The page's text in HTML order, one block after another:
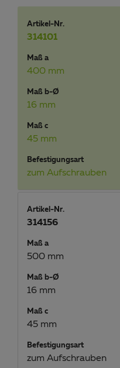
Artikel-Nr.
314101
Maß a
400 mm
Maß b-Ø
16 mm
Maß c
45 mm
Befestigungsart
zum Aufschrauben
Artikel-Nr.
314156
Maß a
500 mm
Maß b-Ø
16 mm
Maß c
45 mm
Befestigungsart
zum Aufschrauben